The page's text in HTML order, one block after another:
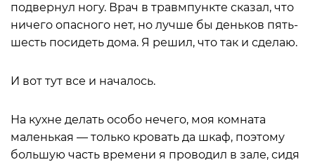
подвернул ногу. Врач в травмпункте сказал, что
ничего опасного нет, но лучше бы деньков пять-
шесть посидеть дома. Я решил, что так и сделаю.
И вот тут все и началось.
На кухне делать особо нечего, моя комната
маленькая — только кровать да шкаф, поэтому
большую часть времени я проводил в зале, сидя